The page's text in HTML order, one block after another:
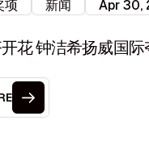
项 新闻 Apr 30,
花 钟洁希扬威国